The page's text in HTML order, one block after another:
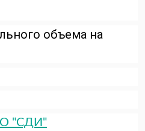
объема на
"СДИ"